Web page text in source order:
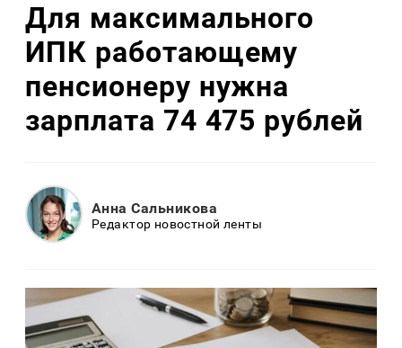
Для максимального
ИПК работающему
пенсионеру нужна
зарплата 74 475 рублей
Анна Сальникова
Редактор новостной ленты